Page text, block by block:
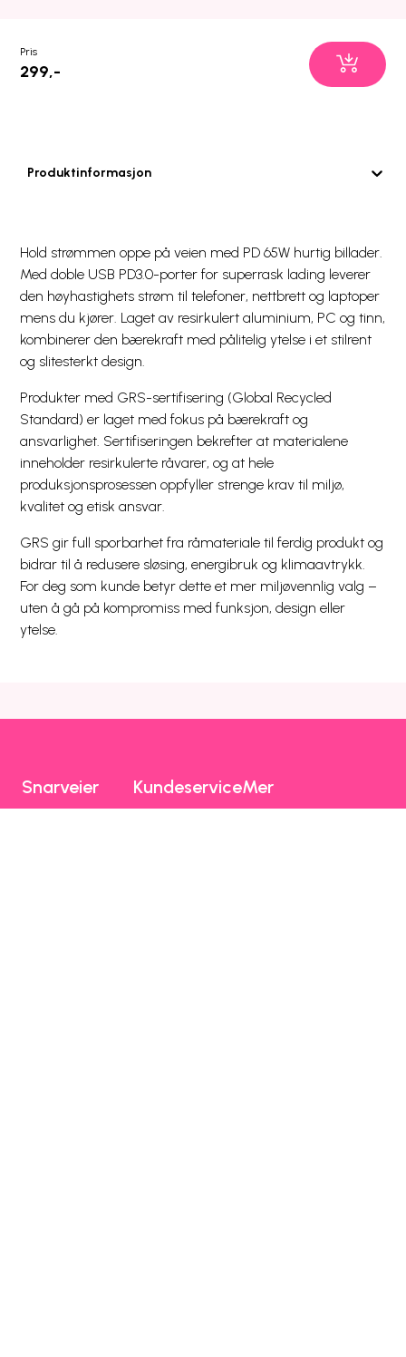
Pris
299,-
Produktinformasjon
Hold strømmen oppe på veien med PD 65W hurtig billader.
Med doble USB PD3.0-porter for superrask lading leverer
den høyhastighets strøm til telefoner, nettbrett og laptoper
mens du kjører. Laget av resirkulert aluminium, PC og tinn,
kombinerer den bærekraft med pålitelig ytelse i et stilrent
og slitesterkt design.
Produkter med GRS-sertifisering (Global Recycled
Standard) er laget med fokus på bærekraft og
ansvarlighet. Sertifiseringen bekrefter at materialene
inneholder resirkulerte råvarer, og at hele
produksjonsprosessen oppfyller strenge krav til miljø,
kvalitet og etisk ansvar.
GRS gir full sporbarhet fra råmateriale til ferdig produkt og
bidrar til å redusere sløsing, energibruk og klimaavtrykk.
For deg som kunde betyr dette et mer miljøvennlig valg –
uten å gå på kompromiss med funksjon, design eller
ytelse.
Snarveier
Utlandspriser
Kundeservice
Prisliste
Mer
Blogg